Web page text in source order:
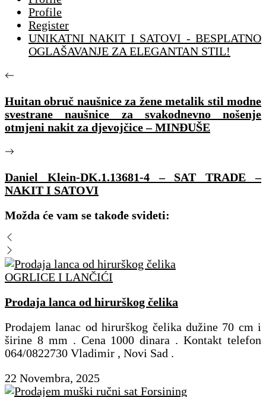
Profile
Register
UNIKATNI NAKIT I SATOVI - BESPLATNO
OGLAŠAVANJE ZA ELEGANTAN STIL!
Huitan obruč naušnice za žene metalik stil modne
svestrane naušnice za svakodnevno nošenje
otmjeni nakit za djevojčice – MINĐUŠE
Daniel Klein-DK.1.13681-4 – SAT TRADE –
NAKIT I SATOVI
Možda će vam se takođe svideti:
OGRLICE I LANČIĆI
Prodaja lanca od hirurškog čelika
Prodajem lanac od hirurškog čelika dužine 70 cm i
širine 8 mm . Cena 1000 dinara . Kontakt telefon
064/0822730 Vladimir , Novi Sad .
22 Novembra, 2025